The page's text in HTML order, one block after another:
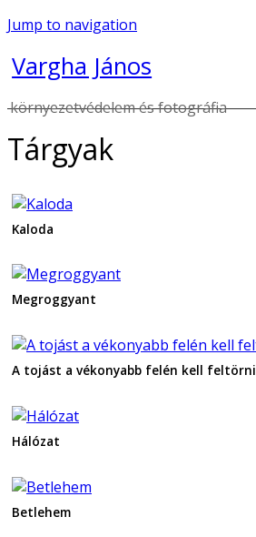
Jump to navigation
Vargha János
környezetvédelem és fotográfia
Tárgyak
Kaloda
Megroggyant
A tojást a vékonyabb felén kell feltörni
Hálózat
Betlehem